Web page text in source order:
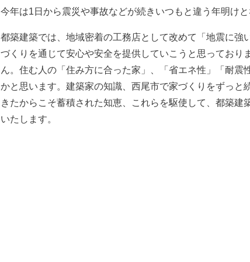
今年は1日から震災や事故などが続きいつもと違う年明けと
都築建築では、地域密着の工務店として改めて「地震に
づくりを通じて安心や安全を提供していこうと思ってお
ん。住む人の「住み方に合った家」、「省エネ性」「耐
かと思います。建築家の知識、西尾市で家づくりをずっ
きたからこそ蓄積された知恵、これらを駆使して、都築
いたします。